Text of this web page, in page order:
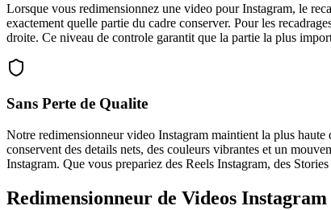
Lorsque vous redimensionnez une video pour Instagram, le
exactement quelle partie du cadre conserver. Pour les
droite. Ce niveau de controle garantit que la partie la plus
Sans Perte de Qualite
Notre redimensionneur video Instagram maintient la plus
conservent des details nets, des couleurs vibrantes et un
Instagram. Que vous prepariez des Reels Instagram, des
Redimensionneur de Videos